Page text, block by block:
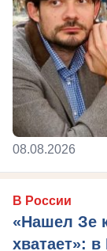
08.08.2026
В России
«Нашел Зе
хватает»: